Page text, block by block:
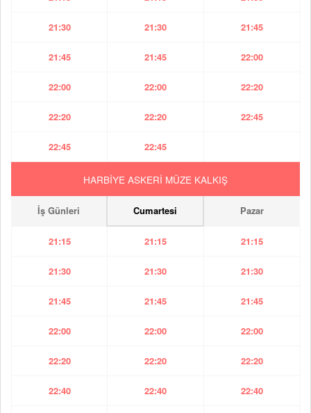
21:30 21:30 21:45
21:45 21:45 22:00
22:00 22:00 22:20
22:20 22:20 22:45
22:45 22:45
HARBİYE ASKERİ MÜZE KALKIŞ
İş Günleri Cumartesi Pazar
21:15 21:15 21:15
21:30 21:30 21:30
21:45 21:45 21:45
22:00 22:00 22:00
22:20 22:20 22:20
22:40 22:40 22:40